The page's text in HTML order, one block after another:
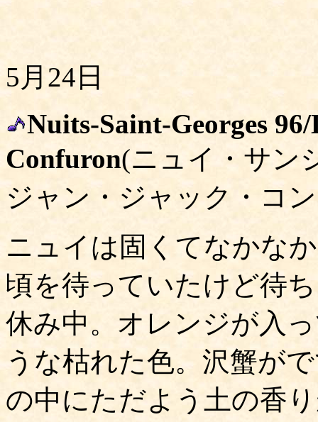
5月24日
Nuits-Saint-Georges
Confuron(ニュイ・サン
ジャン・ジャック・コ
ニュイは固くてなかな
頃を待っていたけど待
休み中。オレンジが入
うな枯れた色。沢蟹が
の中にただよう土の香